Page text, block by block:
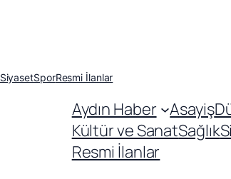
SiyasetSporResmi İlanlar
Aydın Haber Asayiş
Kültür ve SanatSağlık
Resmi İlanlar